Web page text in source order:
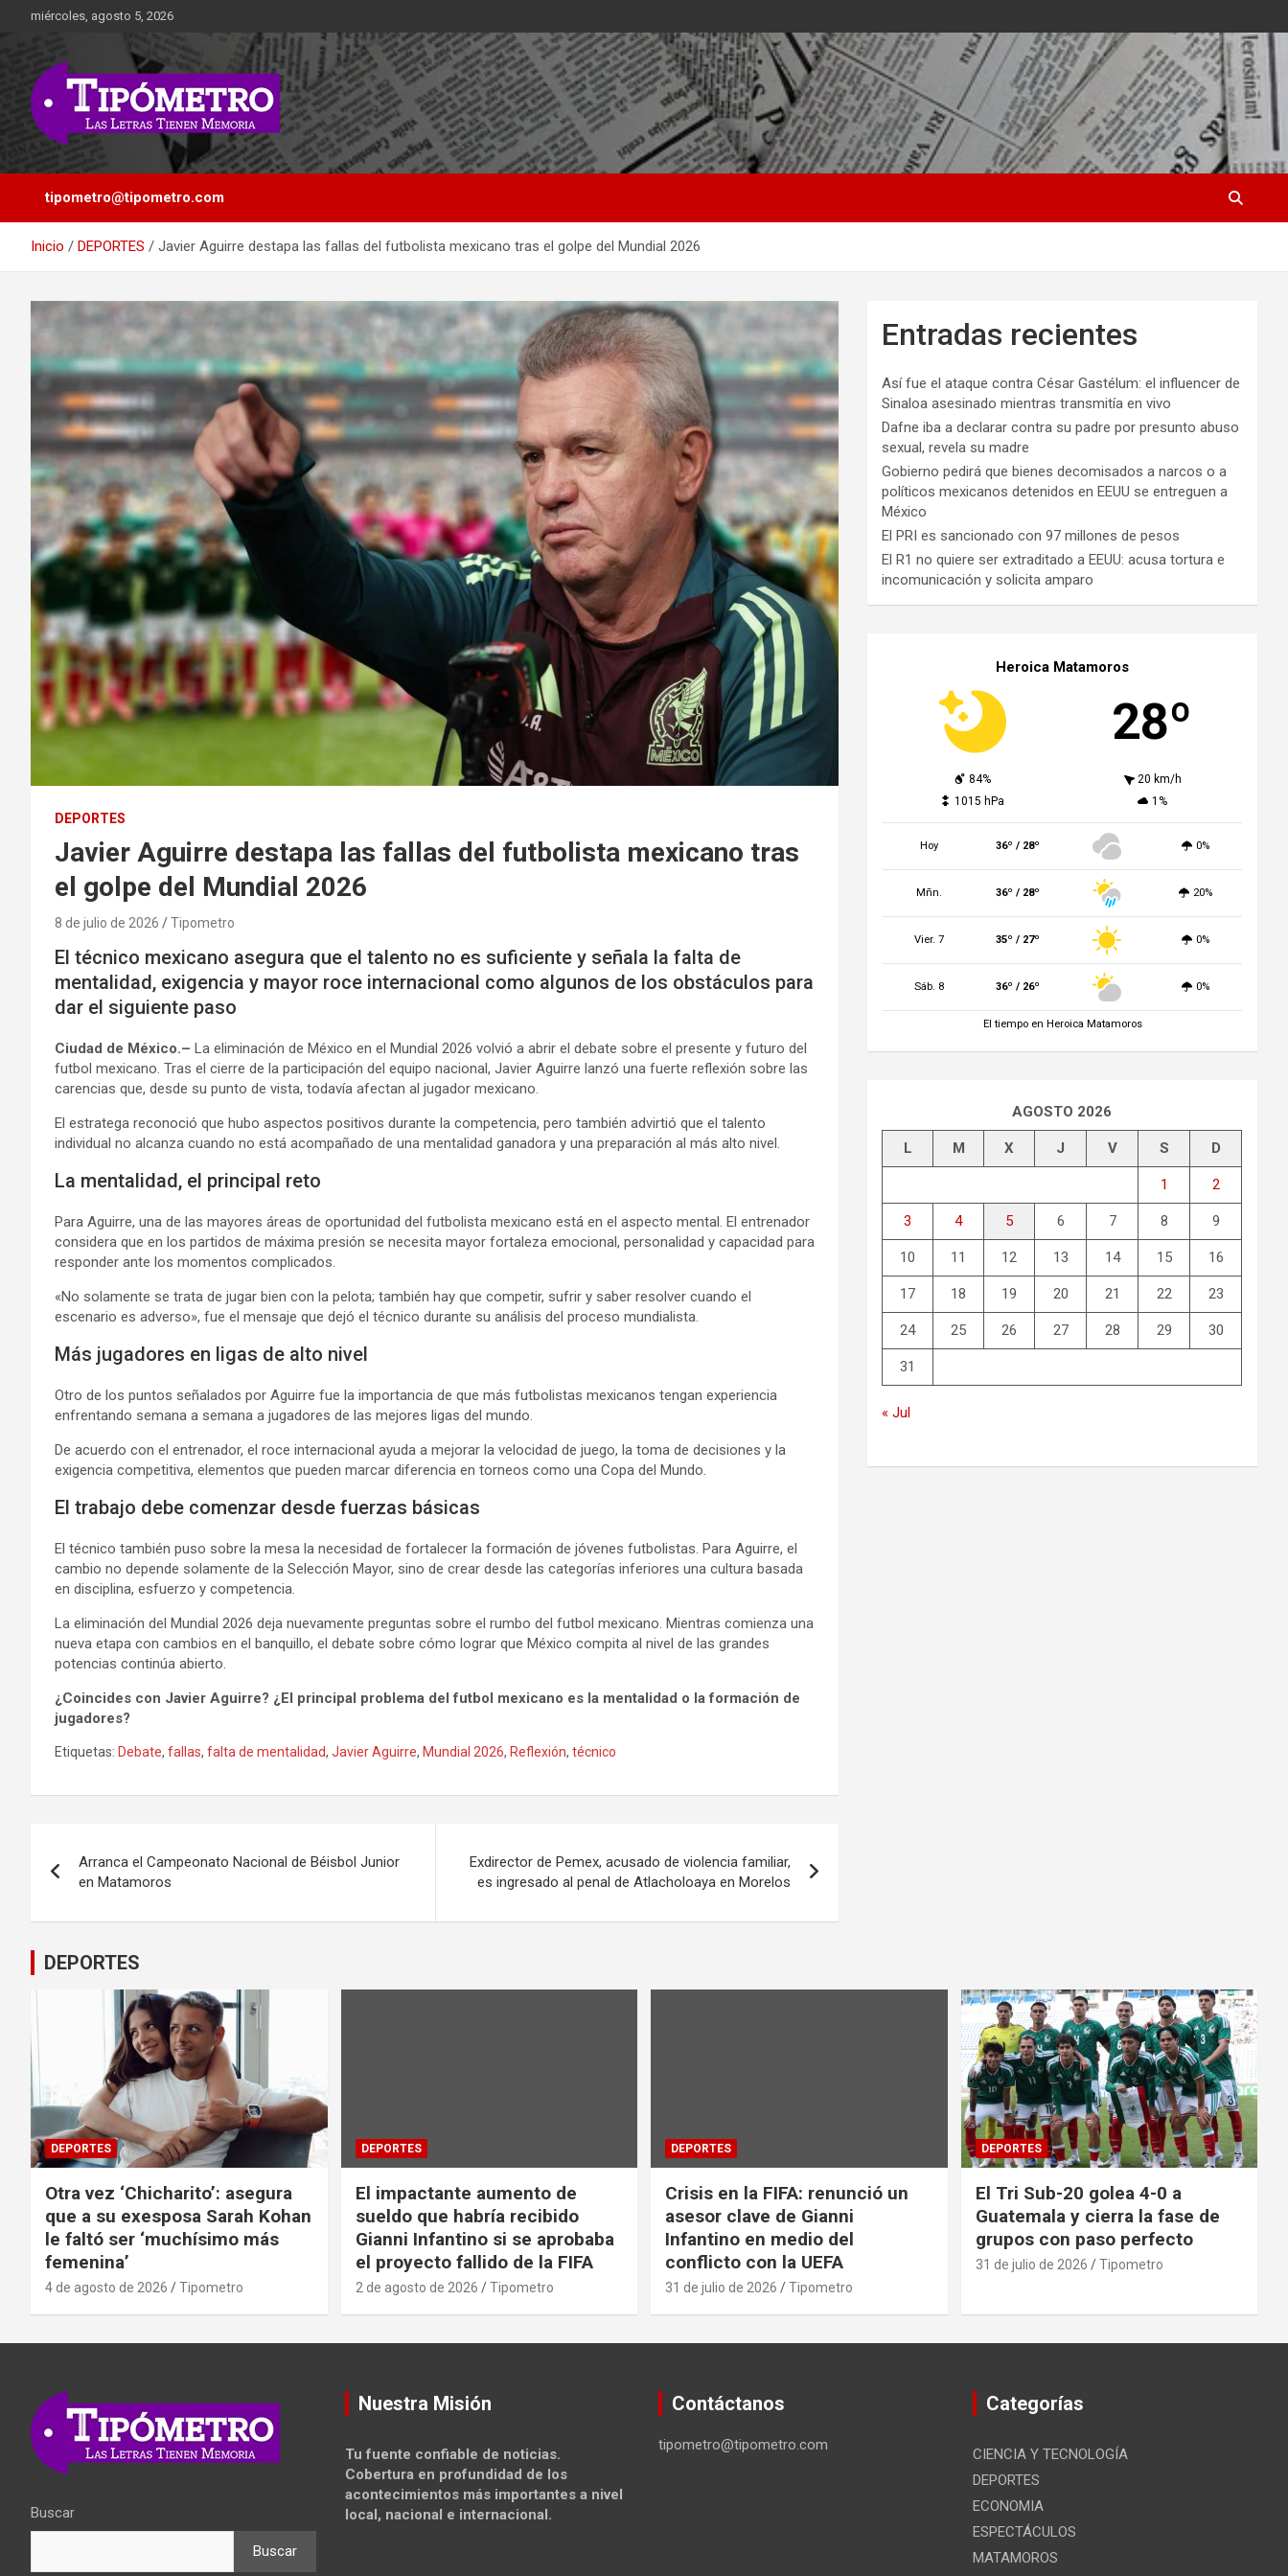
miércoles, agosto 5, 2026
Tipometro
Las Letras Tienen Memoria
tipometro@tipometro.com
Inicio DEPORTES Javier Aguirre destapa las fallas del futbolista mexicano tras el golpe del Mundial 2026
DEPORTES
Javier Aguirre destapa las fallas del futbolista mexicano tras
el golpe del Mundial 2026
8 de julio de 2026 Tipometro
El técnico mexicano asegura que el talento no es suficiente y señala la falta de
mentalidad, exigencia y mayor roce internacional como algunos de los obstáculos para
dar el siguiente paso
Ciudad de México.– La eliminación de México en el Mundial 2026 volvió a abrir el debate sobre el presente y futuro del
futbol mexicano. Tras el cierre de la participación del equipo nacional, Javier Aguirre lanzó una fuerte reflexión sobre las
carencias que, desde su punto de vista, todavía afectan al jugador mexicano.
El estratega reconoció que hubo aspectos positivos durante la competencia, pero también advirtió que el talento
individual no alcanza cuando no está acompañado de una mentalidad ganadora y una preparación al más alto nivel.
La mentalidad, el principal reto
Para Aguirre, una de las mayores áreas de oportunidad del futbolista mexicano está en el aspecto mental. El entrenador
considera que en los partidos de máxima presión se necesita mayor fortaleza emocional, personalidad y capacidad para
responder ante los momentos complicados.
«No solamente se trata de jugar bien con la pelota; también hay que competir, sufrir y saber resolver cuando el
escenario es adverso», fue el mensaje que dejó el técnico durante su análisis del proceso mundialista.
Más jugadores en ligas de alto nivel
Otro de los puntos señalados por Aguirre fue la importancia de que más futbolistas mexicanos tengan experiencia
enfrentando semana a semana a jugadores de las mejores ligas del mundo.
De acuerdo con el entrenador, el roce internacional ayuda a mejorar la velocidad de juego, la toma de decisiones y la
exigencia competitiva, elementos que pueden marcar diferencia en torneos como una Copa del Mundo.
El trabajo debe comenzar desde fuerzas básicas
El técnico también puso sobre la mesa la necesidad de fortalecer la formación de jóvenes futbolistas. Para Aguirre, el
cambio no depende solamente de la Selección Mayor, sino de crear desde las categorías inferiores una cultura basada
en disciplina, esfuerzo y competencia.
La eliminación del Mundial 2026 deja nuevamente preguntas sobre el rumbo del futbol mexicano. Mientras comienza una
nueva etapa con cambios en el banquillo, el debate sobre cómo lograr que México compita al nivel de las grandes
potencias continúa abierto.
¿Coincides con Javier Aguirre? ¿El principal problema del futbol mexicano es la mentalidad o la formación de
jugadores?
Etiquetas: Debate, fallas, falta de mentalidad, Javier Aguirre, Mundial 2026, Reflexión, técnico
de
entradas
Arranca el Campeonato Nacional de Béisbol Junior
en Matamoros
Exdirector de Pemex, acusado de violencia familiar,
es ingresado al penal de Atlacholoaya en Morelos
Entradas recientes
Así fue el ataque contra César Gastélum: el influencer de
Sinaloa asesinado mientras transmitía en vivo
Dafne iba a declarar contra su padre por presunto abuso
sexual, revela su madre
Gobierno pedirá que bienes decomisados a narcos o a
políticos mexicanos detenidos en EEUU se entreguen a
México
El PRI es sancionado con 97 millones de pesos
El R1 no quiere ser extraditado a EEUU: acusa tortura e
incomunicación y solicita amparo
Heroica Matamoros
28º
84%
20 km/h
1015 hPa
1%
Hoy 36º / 28º 0%
Mñn. 36º / 28º 20%
Vier. 7 35º / 27º 0%
Sáb. 8 36º / 26º 0%
El tiempo en Heroica Matamoros
AGOSTO 2026
L M X J V S D
1 2
3 4 5 6 7 8 9
10 11 12 13 14 15 16
17 18 19 20 21 22 23
24 25 26 27 28 29 30
31
« Jul
DEPORTES
DEPORTES
Otra vez ‘Chicharito’: asegura
que a su exesposa Sarah Kohan
le faltó ser ‘muchísimo más
femenina’
4 de agosto de 2026 Tipometro
DEPORTES
El impactante aumento de
sueldo que habría recibido
Gianni Infantino si se aprobaba
el proyecto fallido de la FIFA
2 de agosto de 2026 Tipometro
DEPORTES
Crisis en la FIFA: renunció un
asesor clave de Gianni
Infantino en medio del
conflicto con la UEFA
31 de julio de 2026 Tipometro
DEPORTES
El Tri Sub-20 golea 4-0 a
Guatemala y cierra la fase de
grupos con paso perfecto
31 de julio de 2026 Tipometro
Buscar
Buscar
Nuestra Misión
Tu fuente confiable de noticias.
Cobertura en profundidad de los
acontecimientos más importantes a nivel
local, nacional e internacional.
Contáctanos
tipometro@tipometro.com
Categorías
CIENCIA Y TECNOLOGÍA
DEPORTES
ECONOMIA
ESPECTÁCULOS
MATAMOROS